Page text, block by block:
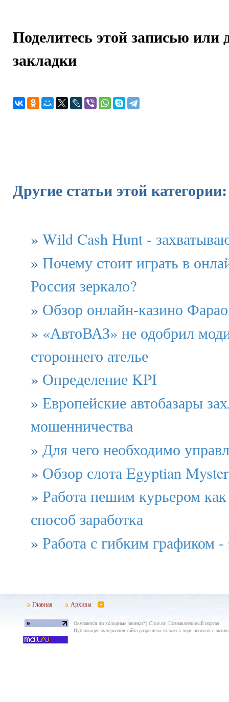
Поделитесь этой записью или
закладки
Другие статьи этой категории:
» Wild Cash Hunt -
» Почему стоит играть в
Россия зеркало?
» Обзор онлайн-казино
» «АвтоВАЗ» не одобрил
стороннего ателье
» Определение KPI
» Европейские автобазары
мошенничества
» Для чего необходимо
» Обзор слота Egyptian
» Работа пешим курьером
способ заработка
» Работа с гибким графиком
Главная Архивы
Окупаются ли холодные звонки? | Clow.ru: Познавательный портал
Публикация материалов сайта разрешена только в виде анонсов с